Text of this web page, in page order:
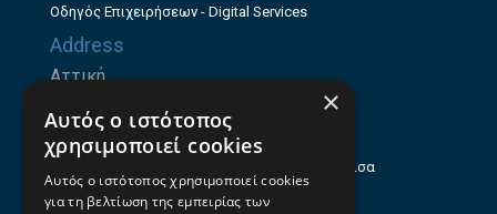
Οδηγός Επιχειρήσεων - Digital Services
Address
Αττική
Θεσσαλία
Ηρώων Πολυτεχνείου 214 (1ος Όροφος), Λάρισα
Επαγγελματικός οδηγός Λάρισας
×
Αυτός ο ιστότοπος
χρησιμοποιεί cookies
Αυτός ο ιστότοπος χρησιμοποιεί cookies
για τη βελτίωση της εμπειρίας των